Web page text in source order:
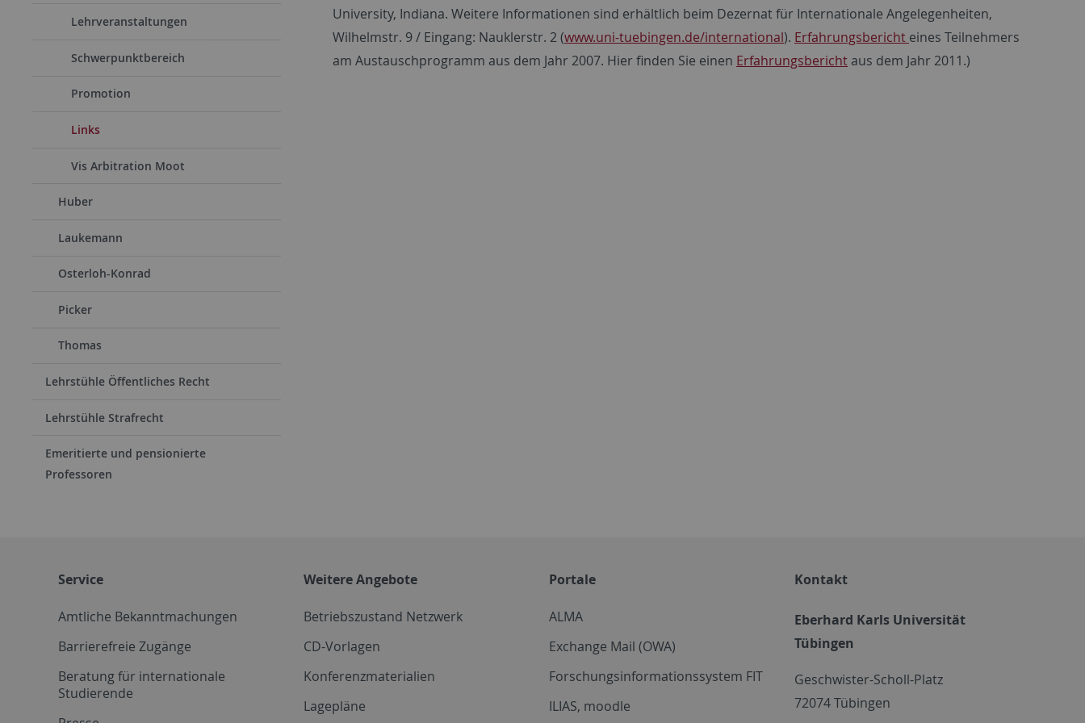
Lehrveranstaltungen
Schwerpunktbereich
Promotion
Links
Vis Arbitration Moot
Huber
Laukemann
Osterloh-Konrad
Picker
Thomas
Lehrstühle Öffentliches Recht
Lehrstühle Strafrecht
Emeritierte und pensionierte
Professoren
University, Indiana. Weitere Informationen sind erhältlich beim Dezernat für Internationale Angelegenheiten,
Wilhelmstr. 9 / Eingang: Nauklerstr. 2 (www.uni-tuebingen.de/international). Erfahrungsbericht eines Teilnehmers
am Austauschprogramm aus dem Jahr 2007. Hier finden Sie einen Erfahrungsberichtaus dem Jahr 2011.)
Service
Amtliche Bekanntmachungen
Barrierefreie Zugänge
Beratung für internationale
Studierende
Weitere Angebote
Betriebszustand Netzwerk
CD-Vorlagen
Konferenzmaterialien
Lagepläne
Portale
ALMA
Exchange Mail (OWA)
Forschungsinformationssystem FIT
ILIAS, moodle
Kontakt
Eberhard Karls Universität
Tübingen
Geschwister-Scholl-Platz
72074 Tübingen